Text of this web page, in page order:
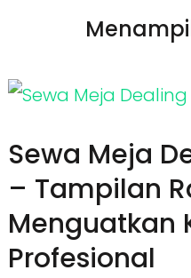
Sewa Meja
– Tampilan
Menguatkan
Profesional